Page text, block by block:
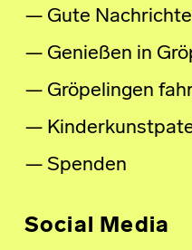
Gute
Genießen in
Gröpelingen
Spenden
Social Media